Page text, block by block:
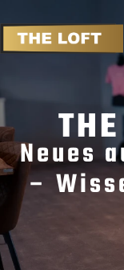
k
i
o
e
n
t
Neues
–